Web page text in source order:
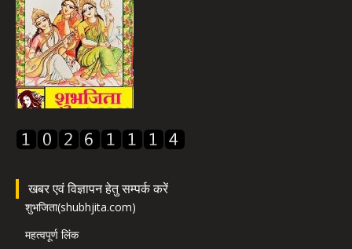
खबर एवं विज्ञापन हेतु सम्पर्क करें
शुभजिता(shubhjita.com)
महत्वपूर्ण लिंक